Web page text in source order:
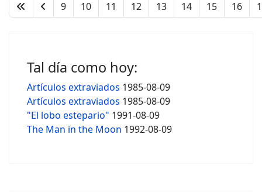
9
10 11 12 13 14 15 16
Tal día como hoy:
Artículos extraviados 1985-08-09
Artículos extraviados 1985-08-09
"El lobo estepario" 1991-08-09
The Man in the Moon 1992-08-09